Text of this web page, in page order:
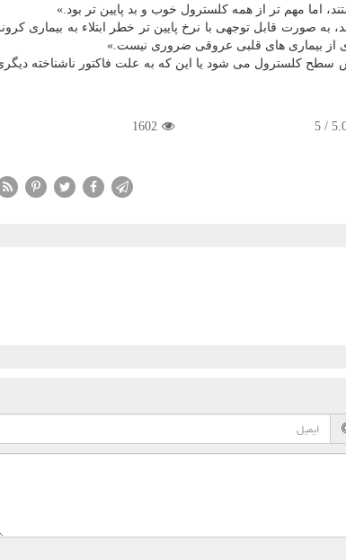
اما مهم تر از همه کلسترول خوب و بد پایین تر بود.»
به صورت قابل توجهی با نرخ پایین تر خطر ابتلاء به بیماری
از بیماری های قلبی عروقی ضروری نیست.»
سطح کلسترول می شود یا این که به علت فاکتور ناشناخته
/
5
1602